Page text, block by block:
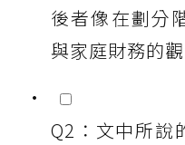
後者像在劃分
與家庭財務的觀
Q2：文中所說